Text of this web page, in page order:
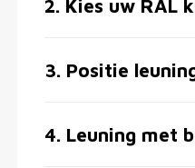
2. Kies uw RAL
3. Positie
4. Leuning met